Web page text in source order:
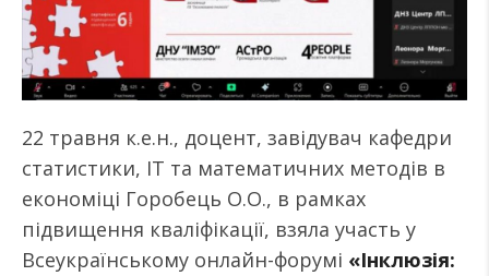
22 травня к.е.н., доцент, завідувач кафедри
статистики, ІТ та математичних методів в
економіці Горобець О.О., в рамках
підвищення кваліфікації, взяла участь у
Всеукраїнському онлайн-форумі «Інклюзія: